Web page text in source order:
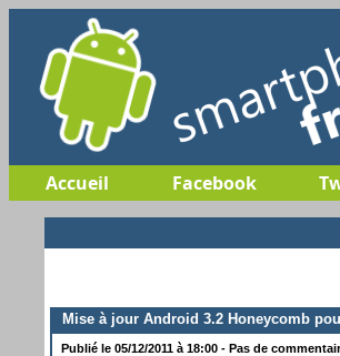
Accueil Facebook
Mise à jour Android 3.2 Honeycomb
Publié le 05/12/2011 à 18:00 - Pas de